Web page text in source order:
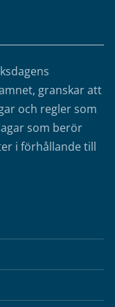
granskar att
och regler som
som berör
i förhållande till